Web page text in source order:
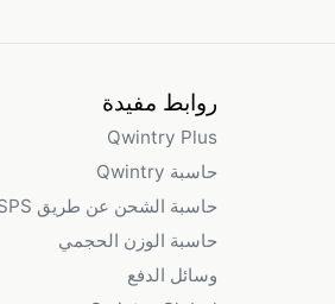
روابط مفيدة
Qwintry Plus
حاسبة Qwintry
حاسبة الشحن عن طريق USPS
حاسبة الوزن الحجمي
وسائل الدفع